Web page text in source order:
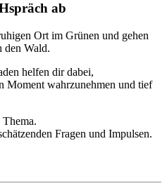
ab
Ort im Grünen und gehen
den Wald.
helfen dir dabei,
Moment wahrzunehmen und tief
Fragen und Impulsen.